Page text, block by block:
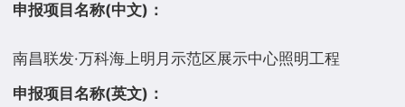
申报项目名称(中文)：
申报项目名称(英文)：